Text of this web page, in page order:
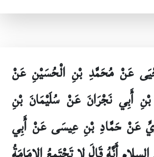
عَنْ مُحَمَّدِ بْنِ الْحُسَيْنِ عَنْ
أَبِي نَجْرَانَ عَنْ سُلَيْمَانَ بْنِ
عَنْ حَمَّادِ بْنِ عِيسَى عَنْ أَبِي